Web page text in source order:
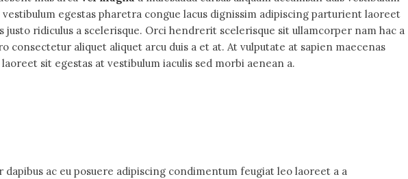
egestas pharetra congue lacus dignissim adipiscing parturient laoreet
justo ridiculus a scelerisque. Orci hendrerit scelerisque sit ullamcorper nam hac a
consectetur aliquet aliquet arcu duis a et at. At vulputate at sapien maecenas
sit egestas at vestibulum iaculis sed morbi aenean a.
ac eu posuere adipiscing condimentum feugiat leo laoreet a a